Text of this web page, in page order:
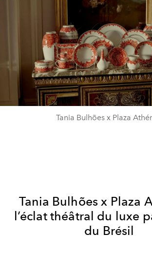
Tania Bulhões x Plaza
Tania Bulhões x Plaza
l’éclat théâtral du luxe
du Brésil